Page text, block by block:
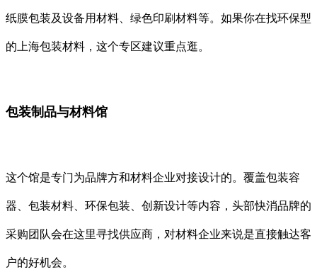
纸膜包装及设备用材料、绿色印刷材料等。如果你在找环保型
的上海包装材料，这个专区建议重点逛。
包装制品与材料馆
这个馆是专门为品牌方和材料企业对接设计的。覆盖包装容
器、包装材料、环保包装、创新设计等内容，头部快消品牌的
采购团队会在这里寻找供应商，对材料企业来说是直接触达客
户的好机会。